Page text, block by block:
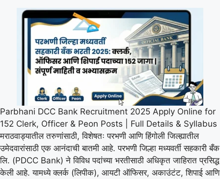
Parbhani DCC Bank Recruitment 2025 Apply Online for
152 Clerk, Officer & Peon Posts | Full Details & Syllabus
मराठवाड्यातील तरुणांसाठी, विशेषतः परभणी आणि हिंगोली जिल्ह्यातील
उमेदवारांसाठी एक आनंदाची बातमी आहे. परभणी जिल्हा मध्यवर्ती सहकारी बँक
लि. (PDCC Bank) ने विविध पदांच्या भरतीसाठी अधिकृत जाहिरात प्रसिद्ध
केली आहे. यामध्ये क्लर्क (लिपीक), आयटी ऑफिसर, अकाउंटंट, शिपाई आणि